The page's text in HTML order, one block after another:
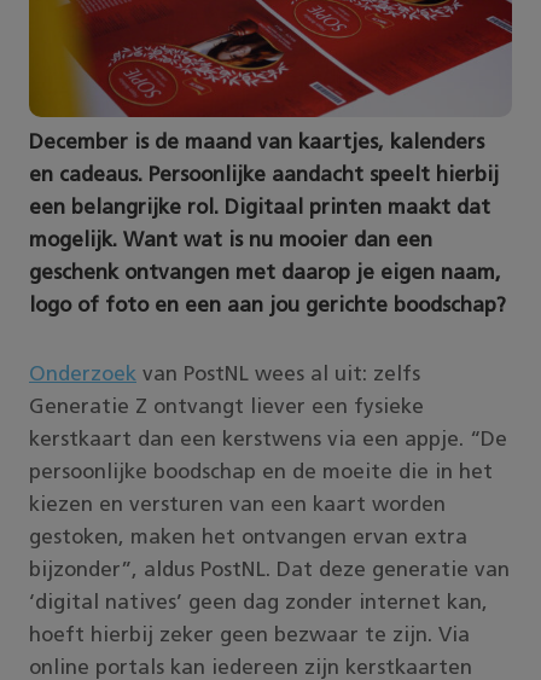
December is de maand van kaartjes, kalenders
en cadeaus. Persoonlijke aandacht speelt hierbij
een belangrijke rol. Digitaal printen maakt dat
mogelijk. Want wat is nu mooier dan een
geschenk ontvangen met daarop je eigen naam,
logo of foto en een aan jou gerichte boodschap?
Onderzoek van PostNL wees al uit: zelfs
Generatie Z ontvangt liever een fysieke
kerstkaart dan een kerstwens via een appje. “De
persoonlijke boodschap en de moeite die in het
kiezen en versturen van een kaart worden
gestoken, maken het ontvangen ervan extra
bijzonder”, aldus PostNL. Dat deze generatie van
‘digital natives’ geen dag zonder internet kan,
hoeft hierbij zeker geen bezwaar te zijn. Via
online portals kan iedereen zijn kerstkaarten